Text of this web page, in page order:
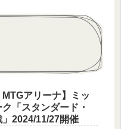
MTGアリーナ】ミッ
ク「スタンダード・
」2024/11/27開催